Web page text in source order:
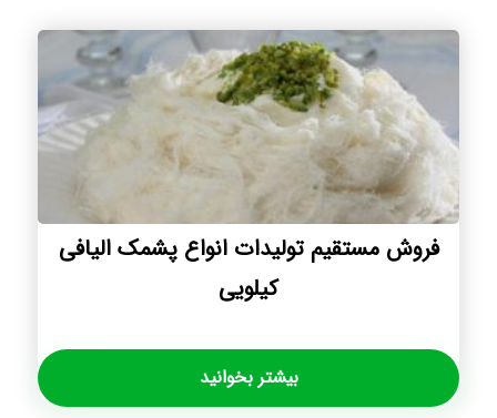
فروش مستقیم تولیدات انواع پشمک الیافی
کیلویی
بیشتر بخوانید